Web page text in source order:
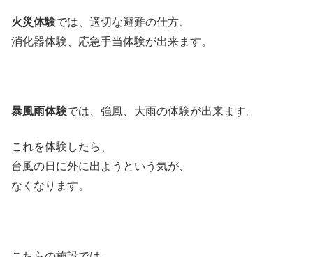
火災体験では、適切な避難の仕方、
消化器体験、応急手当体験が出来ます。
暴風雨体験では、強風、大雨の体験が出来ます。
これを体験したら、
台風の日に外に出ようという気が、
なくなります。